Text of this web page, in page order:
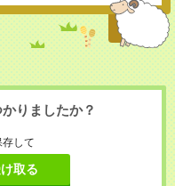
りましたか？
して
取る